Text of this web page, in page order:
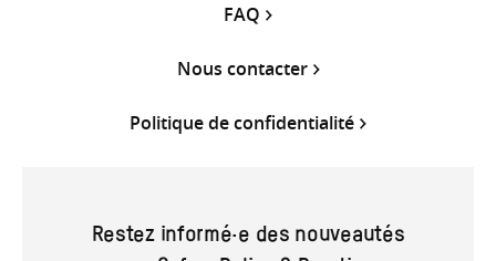
FAQ
Nous contacter
Politique de confidentialité
Restez informé·e des nouveautés